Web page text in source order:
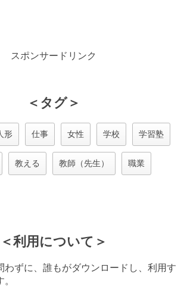
スポンサードリンク
＜タグ＞
形 仕事 女性 学校 学習塾
教える 教師（先生） 職業
＜利用について＞
わずに、誰もがダウンロードし、利用す